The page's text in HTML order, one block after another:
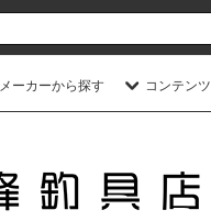
メーカーから探す コンテンツ